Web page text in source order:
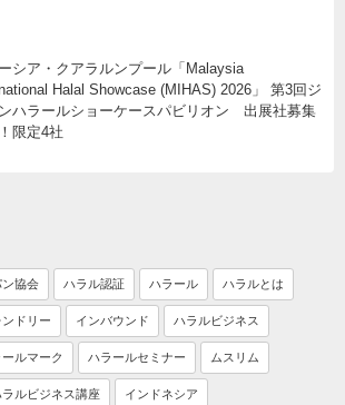
シア・クアラルンプール「Malaysia
Halal Showcase (MIHAS) 2026」 第3回ジ
ハラールショーケースパビリオン 出展社募集
限定4社
協会 ハラル認証 ハラール ハラルとは
ドリー インバウンド ハラルビジネス
ルマーク ハラールセミナー ムスリム
ラルビジネス講座 インドネシア